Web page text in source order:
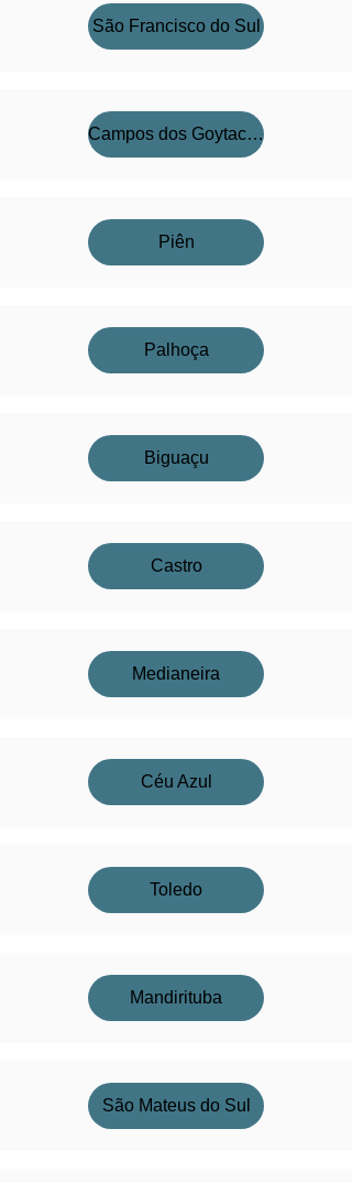
São Francisco do Sul
Campos dos Goytacazes
Piên
Palhoça
Biguaçu
Castro
Medianeira
Céu Azul
Toledo
Mandirituba
São Mateus do Sul